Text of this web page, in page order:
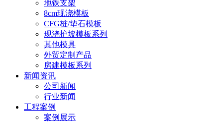
地铁支架
8cm现浇模板
CFG桩/垫石模板
现浇护坡模板系列
其他模具
外贸定制产品
房建模板系列
新闻资讯
公司新闻
行业新闻
工程案例
案例展示